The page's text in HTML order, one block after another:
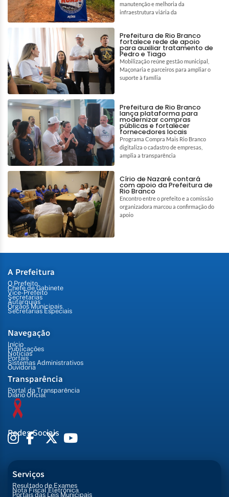
manutenção e melhoria da
infraestrutura viária da
Prefeitura de Rio Branco
fortalece rede de apoio
para auxiliar tratamento de
Pedro e Tiago
Mobilização reúne gestão municipal,
Maçonaria e parceiros para ampliar o
suporte à família
Prefeitura de Rio Branco
lança plataforma para
modernizar compras
públicas e fortalecer
fornecedores locais
Programa Compra Mais Rio Branco
digitaliza o cadastro de empresas,
amplia a transparência
Círio de Nazaré contará
com apoio da Prefeitura de
Rio Branco
Encontro entre o prefeito e a comissão
organizadora marcou a confirmação do
apoio
A Prefeitura
O Prefeito
Chefe de Gabinete
Vice-Prefeito
Secretarias
Autarquias
Órgãos Municipais
Secretarias Especiais
Navegação
Início
Publicações
Notícias
Portais
Sistemas Administrativos
Ouvidoria
Transparência
Portal da Transparência
Diário Oficial
Redes Sociais
Serviços
Resultado de Exames
Nota Fiscal Eletrônica
Portais das Leis Municipais